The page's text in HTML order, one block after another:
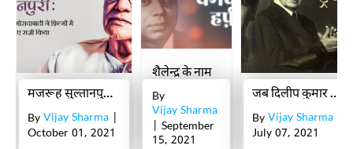
मजरूह सुल्तानपुरी : जिन्हें जिगर मोरादाबादी ने फ़िल्मों में लिखने के लिए राज़ी किया
By Vijay Sharma
October 01, 2021
शैलेन्द्र के नाम
By
Vijay Sharma
| September
15, 2021
जब दिलीप कुमार ने एक लफ़्ज़ में अपनी ऐक्टिंग का राज़ बताया
By Vijay Sharma
July 07, 2021